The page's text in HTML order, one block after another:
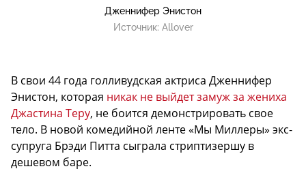
Дженнифер Энистон
Источник: Allover
В свои 44 года голливудская актриса Дженнифер
Энистон, которая никак не выйдет замуж за жениха
Джастина Теру, не боится демонстрировать свое
тело. В новой комедийной ленте «Мы Миллеры» экс-
супруга Брэди Питта сыграла стриптизершу в
дешевом баре.